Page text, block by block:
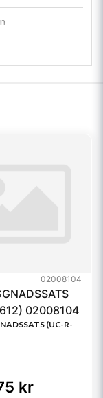
02008104
02008104
(UC-R-
kr